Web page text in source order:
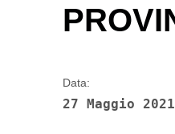
Data:
27 Maggio 2021